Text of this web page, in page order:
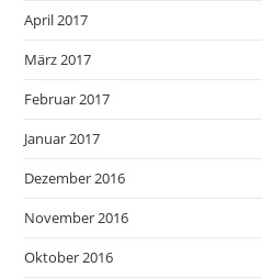
April 2017
März 2017
Februar 2017
Januar 2017
Dezember 2016
November 2016
Oktober 2016